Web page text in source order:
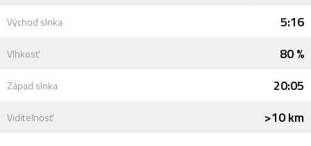
Východ slnka 5:16
Vlhkosť 80 %
Západ slnka 20:05
Viditeľnosť >10 km